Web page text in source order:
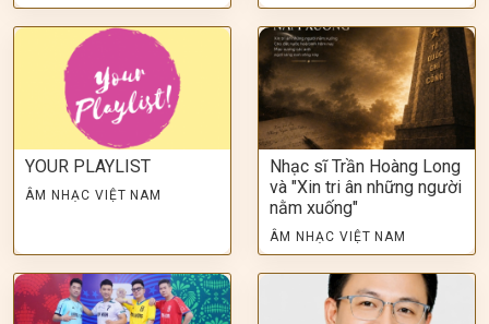
YOUR PLAYLIST
ÂM NHẠC VIỆT NAM
Nhạc sĩ Trần Hoàng Long
và "Xin tri ân những người
nằm xuống"
ÂM NHẠC VIỆT NAM